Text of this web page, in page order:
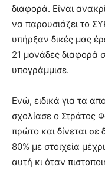
διαφορά. Είναι
να παρουσιάζει το
υπήρξαν δικές μας
21 μονάδες διαφορά
υπογράμμισε.
Ενώ, ειδικά για τα
σχολίασε ο Στράτος
πρώτο και δίνεται σε
80% με στοιχεία
αυτή κι όταν